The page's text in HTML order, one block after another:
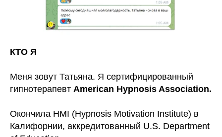
КТО Я
Меня зовут Татьяна. Я сертифицированный
гипнотерапевт American Hypnosis Association.
Окончила HMI (Hypnosis Motivation Institute) в
Калифорнии, аккредитованный U.S. Department